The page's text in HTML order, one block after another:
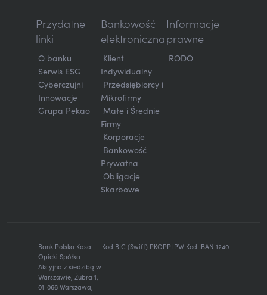
Przydatne
linki
O banku
Serwis ESG
Cyberczujni
Innowacje
Grupa Pekao
Bankowość
elektroniczna
Klient
Indywidualny
Przedsiębiorcy i
Mikrofirmy
Małe i Średnie
Firmy
Korporacje
Bankowość
Prywatna
Obligacje
Skarbowe
Informacje
prawne
RODO
Bank Polska Kasa
Opieki Spółka
Akcyjna z siedzibą w
Warszawie, Żubra 1,
01-066 Warszawa,
Kod BIC (Swift) PKOPPLPW Kod IBAN 1240